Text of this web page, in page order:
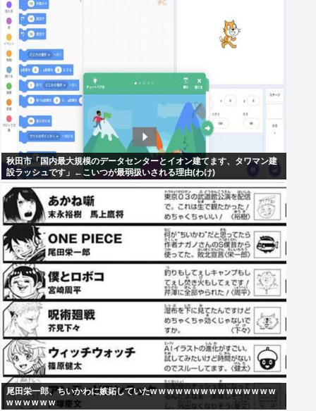
秋田市「国内最大規模のデータセンターとイオン建てます、タワマン建
設ラッシュです」←こいつが最弱扱いされる理由(わけ)
尾田栄一郎、ちいかわに嫉妬していたw w w w w w w w w w w w w w w
w w w w w w